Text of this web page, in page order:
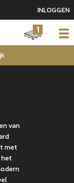
INLOGGEN
1
van
met
het